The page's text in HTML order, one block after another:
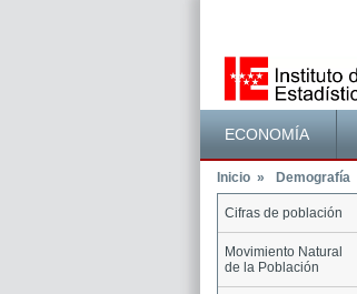
Menú principal
ECONOMÍA
Inicio » Demografía
Menú lateral
Cifras de población
Movimiento Natural
de la Población